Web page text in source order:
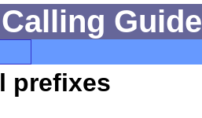
Guide
prefixes